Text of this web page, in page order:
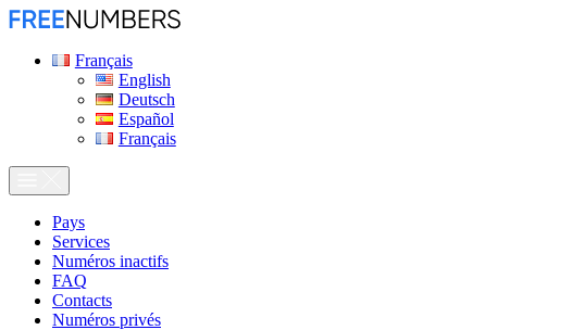
Français
English
Deutsch
Español
Français
Pays
Services
Numéros inactifs
FAQ
Contacts
Numéros privés